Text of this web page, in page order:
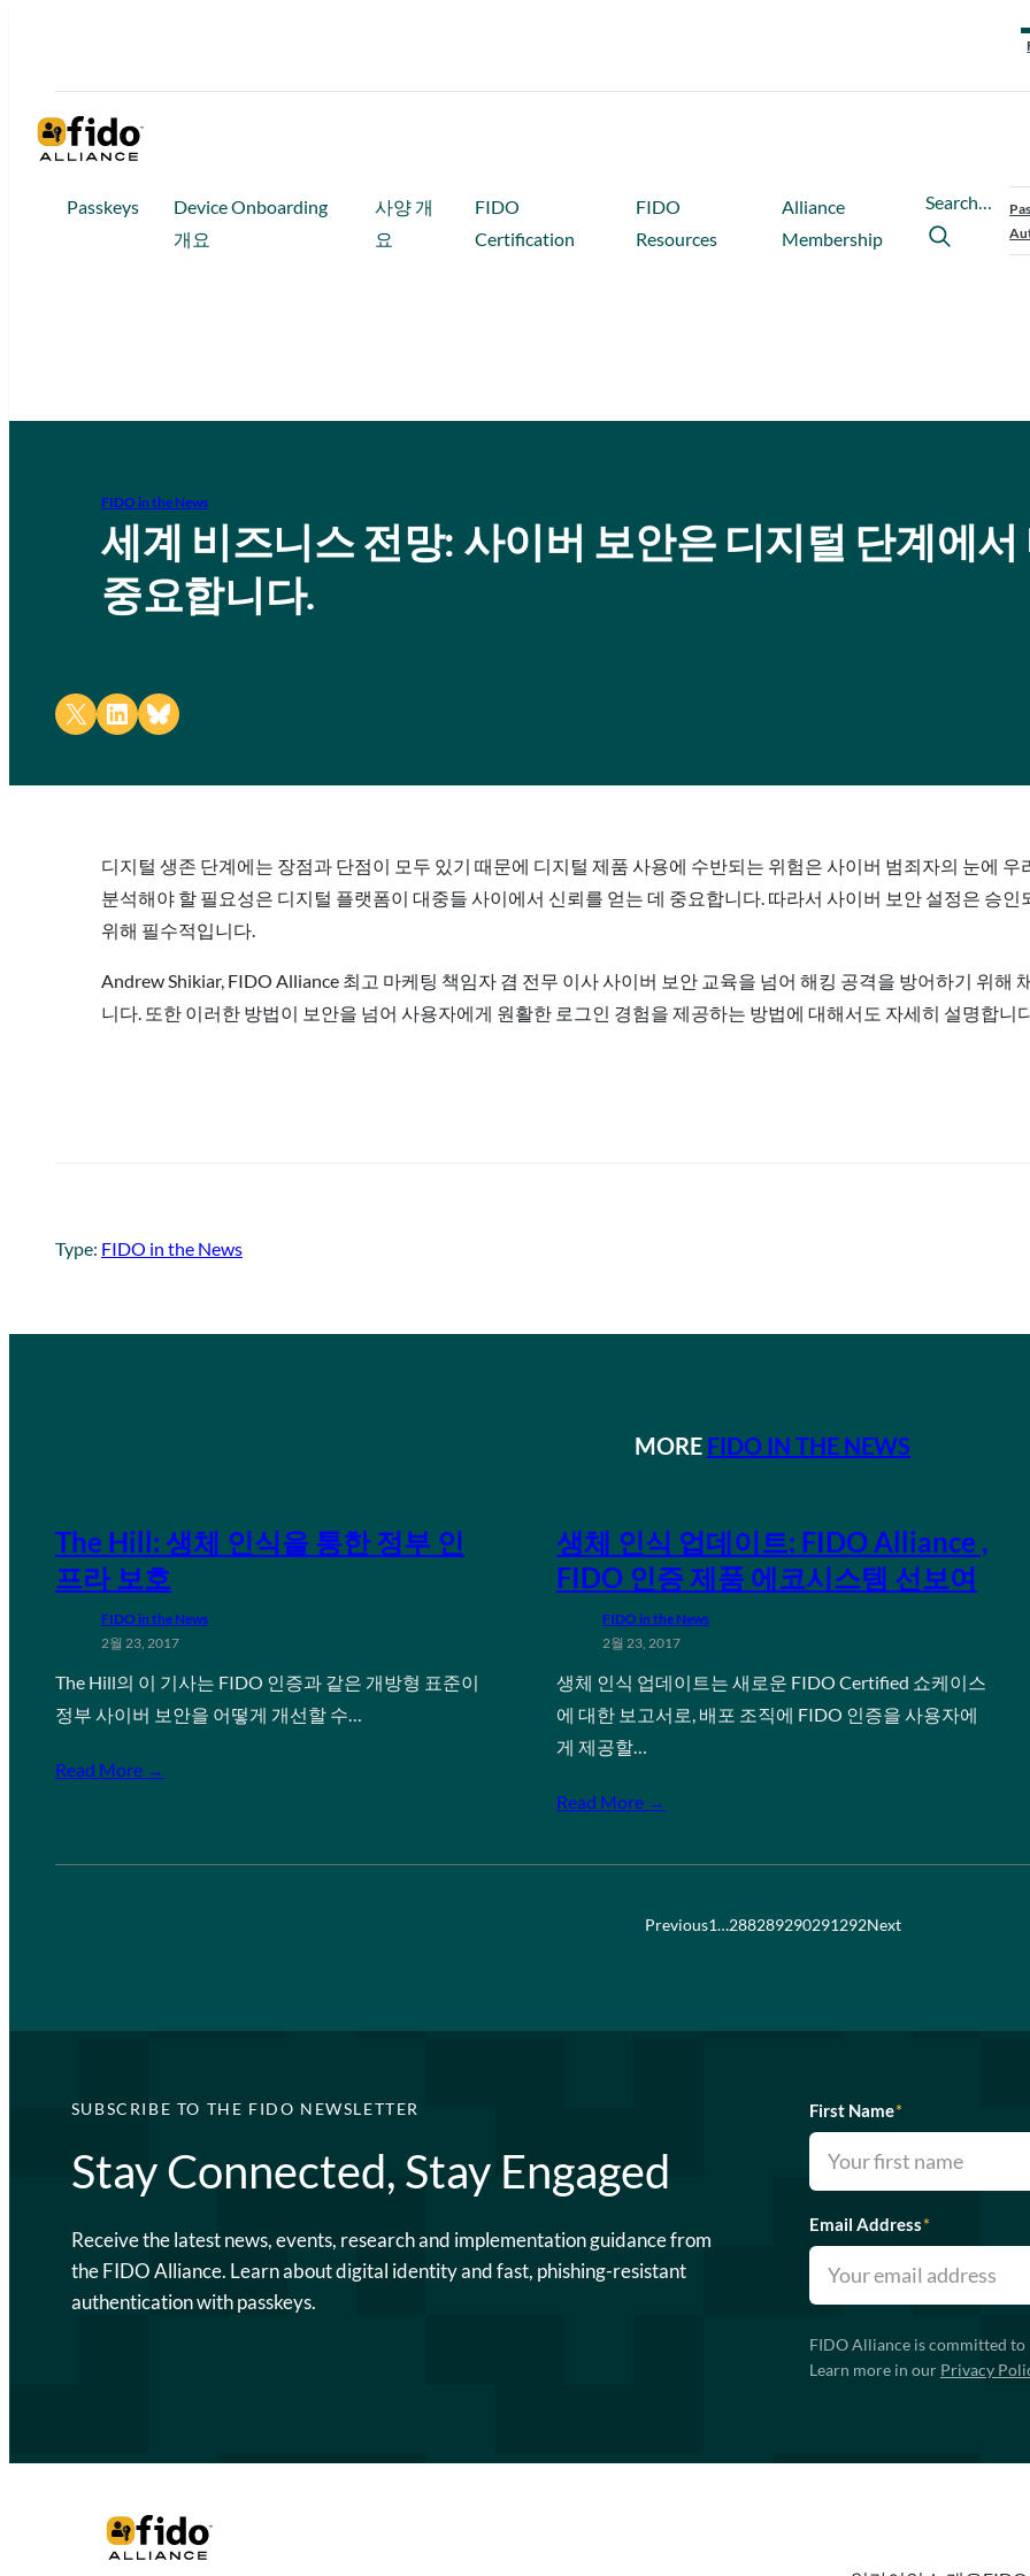
Passkeys
Device Onboarding
개요
사양 개
요
FIDO
Certification
FIDO
Resources
Alliance
Membership
Search…
FIDO in the News
세계 비즈니스 전망: 사이버 보안은 디지털 단계에서
중요합니다.
Share on X Share on LinkedIn
Share on Bluesky
디지털 생존 단계에는 장점과 단점이 모두 있기 때문에 디지털 제품 사용에 수반되는 위험은 사이버 범죄자의 눈에
분석해야 할 필요성은 디지털 플랫폼이 대중들 사이에서 신뢰를 얻는 데 중요합니다. 따라서 사이버 보안 설정은 승
위해 필수적입니다.
Andrew Shikiar, FIDO Alliance 최고 마케팅 책임자 겸 전무 이사사이버 보안 교육을 넘어 해킹 공격을 방어하기 위해
니다. 또한 이러한 방법이 보안을 넘어 사용자에게 원활한 로그인 경험을 제공하는 방법에 대해서도 자세히 설명합니
Type: FIDO in the News
MORE FIDO IN THE NEWS
The Hill: 생체 인식을 통한 정부 인
프라 보호
FIDO in the News
2월 23, 2017
The Hill의 이 기사는 FIDO 인증과 같은 개방형 표준이
정부 사이버 보안을 어떻게 개선할 수…
Read More →
생체 인식 업데이트: FIDO Alliance ,
FIDO 인증 제품 에코시스템 선보여
FIDO in the News
2월 23, 2017
생체 인식 업데이트는 새로운 FIDO Certified 쇼케이스
에 대한 보고서로, 배포 조직에 FIDO 인증을 사용자에
게 제공할…
Read More →
Previous1…288289290291292Next
SUBSCRIBE TO THE FIDO NEWSLETTER
Stay Connected, Stay Engaged
Receive the latest news, events, research and implementation guidance from
the FIDO Alliance. Learn about digital identity and fast, phishing-resistant
authentication with passkeys.
First Name*
Email Address*
FIDO Alliance is committed
Learn more in our Privacy